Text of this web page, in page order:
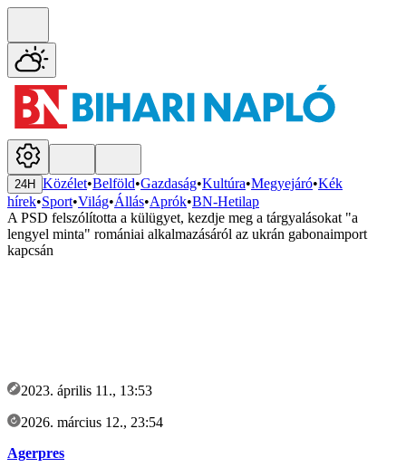
24H Közélet•Belföld•Gazdaság•Kultúra•Megyejáró•Kék
hírek•Sport•Világ•Állás•Aprók•BN-Hetilap
A PSD felszólította a külügyet, kezdje meg a tárgyalásokat "a
lengyel minta" romániai alkalmazásáról az ukrán gabonaimport
kapcsán
2023. április 11., 13:53
2026. március 12., 23:54
Agerpres